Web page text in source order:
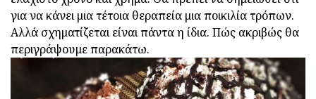
για να κάνει μια τέτοια θεραπεία μια ποικιλία τρόπων.
Αλλά σχηματίζεται είναι πάντα η ίδια. Πώς ακριβώς θα
περιγράψουμε παρακάτω.